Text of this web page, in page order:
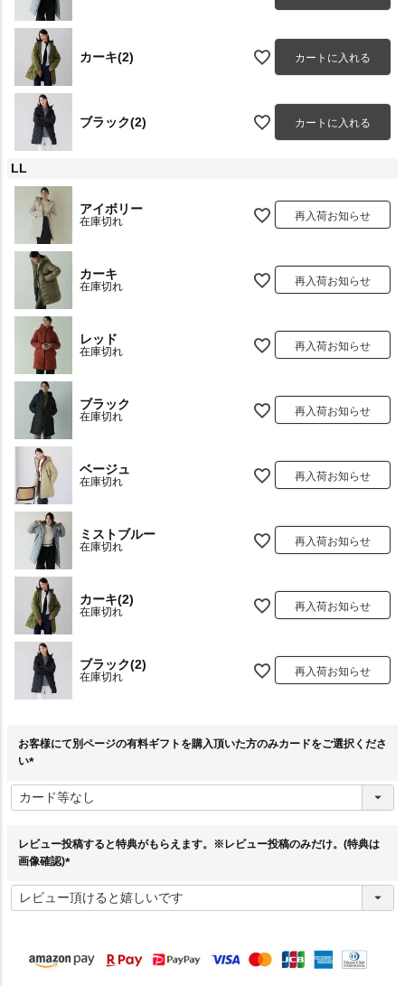
カーキ(2) カートに入れる
ブラック(2) カートに入れる
LL
アイボリー
在庫切れ 再入荷お知らせ
カーキ
在庫切れ 再入荷お知らせ
レッド
在庫切れ 再入荷お知らせ
ブラック
在庫切れ 再入荷お知らせ
ベージュ
在庫切れ 再入荷お知らせ
ミストブルー
在庫切れ 再入荷お知らせ
カーキ(2)
在庫切れ 再入荷お知らせ
ブラック(2)
在庫切れ 再入荷お知らせ
お客様にて別ページの有料ギフトを購入頂いた方のみカードをご選択くださ
い
必
須
レビュー投稿すると特典がもらえます。※レビュー投稿のみだけ。(特典は
画像確認)
必
須